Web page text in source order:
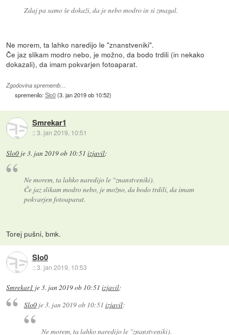
Zdaj pa samo še dokaži, da je nebo modro in si zmagal.
Ne morem, ta lahko naredijo le "znanstveniki".
Če jaz slikam modro nebo, je možno, da bodo trdili (in nekako
dokazali), da imam pokvarjen fotoaparat.
Zgodovina sprememb…
spremenilo:Slo0(3. jan 2019 ob 10:52)
Smrekar1
::3. jan 2019, 10:51
Slo0 je3. jan 2019 ob 10:51 izjavil:
Ne morem, ta lahko naredijo le "znanstveniki).
Če jaz slikam modro nebo, je možno, da bodo trdili, da imam
pokvarjen fotoaparat.
Torej pušni, bmk.
Slo0
::3. jan 2019, 10:53
Smrekar1 je3. jan 2019 ob 10:51 izjavil:
Slo0je3. jan 2019 ob 10:51 izjavil:
Ne morem, ta lahko naredijo le "znanstveniki).